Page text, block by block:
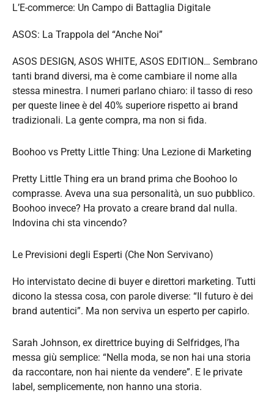
L’E-commerce: Un Campo di Battaglia Digitale
ASOS: La Trappola del “Anche Noi”
ASOS DESIGN, ASOS WHITE, ASOS EDITION… Sembrano
tanti brand diversi, ma è come cambiare il nome alla
stessa minestra. I numeri parlano chiaro: il tasso di reso
per queste linee è del 40% superiore rispetto ai brand
tradizionali. La gente compra, ma non si fida.
Boohoo vs Pretty Little Thing: Una Lezione di Marketing
Pretty Little Thing era un brand prima che Boohoo lo
comprasse. Aveva una sua personalità, un suo pubblico.
Boohoo invece? Ha provato a creare brand dal nulla.
Indovina chi sta vincendo?
Le Previsioni degli Esperti (Che Non Servivano)
Ho intervistato decine di buyer e direttori marketing. Tutti
dicono la stessa cosa, con parole diverse: “Il futuro è dei
brand autentici”. Ma non serviva un esperto per capirlo.
Sarah Johnson, ex direttrice buying di Selfridges, l’ha
messa giù semplice: “Nella moda, se non hai una storia
da raccontare, non hai niente da vendere”. E le private
label, semplicemente, non hanno una storia.